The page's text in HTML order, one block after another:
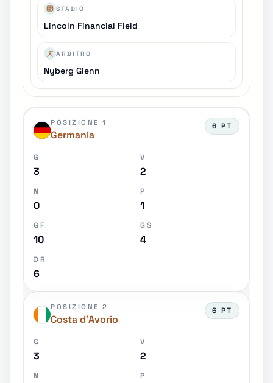
STADIO
Lincoln Financial Field
ARBITRO
Nyberg Glenn
POSIZIONE 1
Germania
6 PT
G
3
V
2
N
0
P
1
GF
10
GS
4
DR
6
POSIZIONE 2
Costa d'Avorio
6 PT
G
3
V
2
N P